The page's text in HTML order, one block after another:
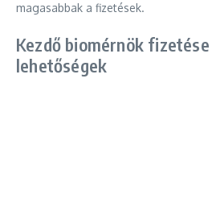
magasabbak a fizetések.
Kezdő biomérnök
lehetőségek